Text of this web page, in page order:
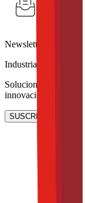
Newsletter
Industria de Lácteos
Soluciones lácteas,
innovación en leches
SUSCRIBIRME